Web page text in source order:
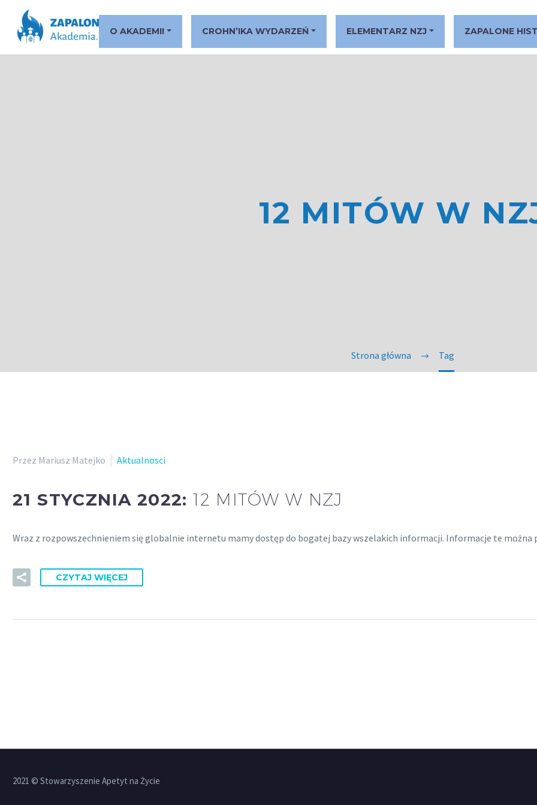
O AKADEMII CROHN’IKA WYDARZEŃ ELEMENTARZ NZJ ZAPALONE
12 MITÓW W
Strona główna Tag
Przez Mariusz Matejko Aktualnosci
21 STYCZNIA 2022:12 MITÓW W NZJ
Wraz z rozpowszechnieniem się globalnie internetu mamy dostęp do bogatej bazy wszelakich informacji. Informacje te
CZYTAJ WIĘCEJ
2021 © Stowarzyszenie Apetyt na Życie